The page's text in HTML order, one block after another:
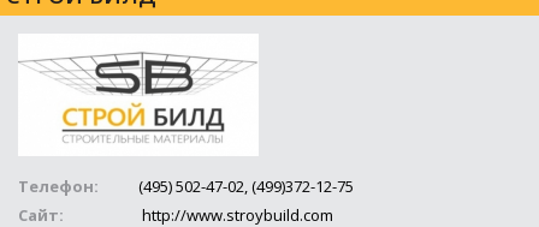
Телефон:
(495) 502-47-02, (499)372-12-75
Сайт:
http://www.stroybuild.com